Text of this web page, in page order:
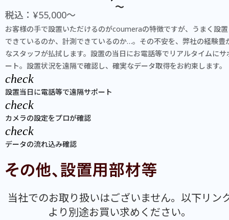
〜
税込：¥55,000〜
お客様の手で設置いただけるのがcoumeraの特徴ですが、うまく設置
できているのか、計測できているのか…。その不安を、弊社の経験豊
なスタッフが払拭します。設置の当日にお電話等でリアルタイムにサ
ート。設置状況を遠隔で確認し、確実なデータ取得をお約束します。
check
設置当日に電話等で遠隔サポート
check
カメラの設定をプロが確認
check
データの流れ込み確認
その他、設置用部材等
当社でのお取り扱いはございません。以下リン
より別途お買い求めください。